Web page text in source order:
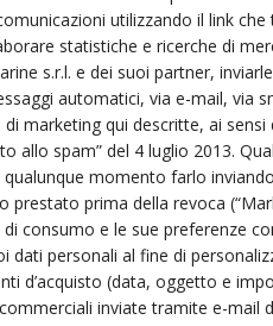
utilizzando il link che
statistiche e ricerche di
s.r.l. e dei suoi partner,
automatici, via e-mail, via
marketing qui descritte, ai
allo spam” del 4 luglio 2013.
momento farlo
prima della revoca
consumo e le sue preferenze
dati personali al fine di
d’acquisto (data, oggetto e
inviate tramite e-